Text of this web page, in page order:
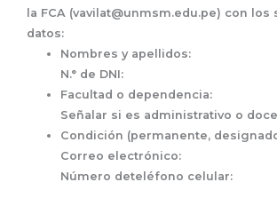
la FCA (vavilat@unmsm.edu.pe) con
datos:
Nombres y apellidos:
N.° de DNI:
Facultad o dependencia:
Señalar si es administrativo o
Condición (permanente,
Correo electrónico:
Número deteléfono celular: